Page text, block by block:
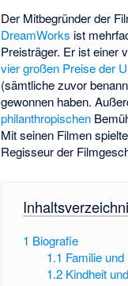
Der Mitbegründer der
DreamWorks ist
Preisträger. Er ist einer
vier großen Preise der
(sämtliche zuvor
gewonnen haben.
philanthropischen
Mit seinen Filmen
Regisseur der
1 Biografie
1.1 Familie
1.2 Kindheit